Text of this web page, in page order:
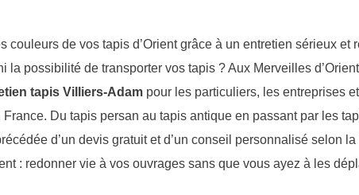
couleurs de vos tapis d’Orient grâce à un entretien sérieux et
la possibilité de transporter vos tapis ? Aux Merveilles d’Orient
tapis Villiers-Adam pour les particuliers, les entreprises
Du tapis persan au tapis antique en passant par les
d’un devis gratuit et d’un conseil personnalisé selon la
: redonner vie à vos ouvrages sans que vous ayez à les